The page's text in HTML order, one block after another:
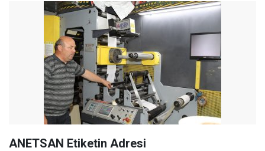
ANETSAN Etiketin Adresi